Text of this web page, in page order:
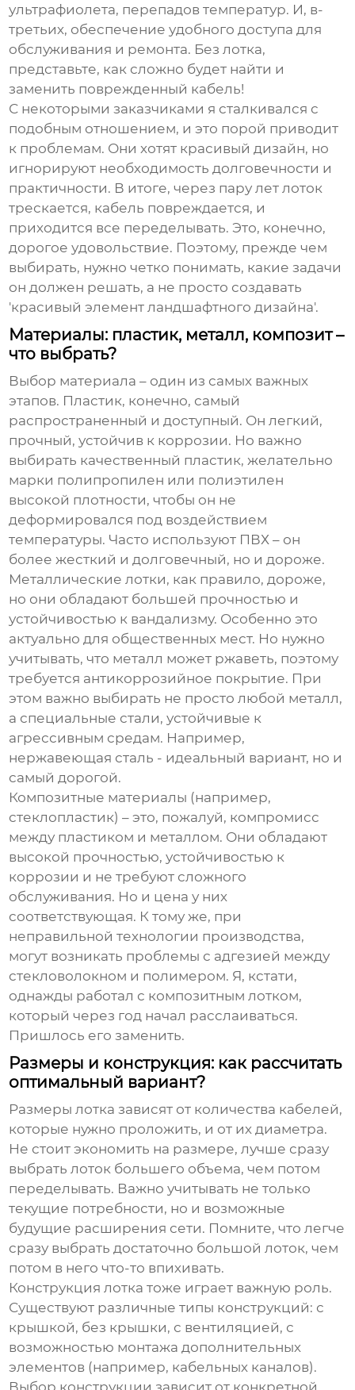
ультрафиолета, перепадов температур. И, в-
третьих, обеспечение удобного доступа для
обслуживания и ремонта. Без лотка,
представьте, как сложно будет найти и
заменить поврежденный кабель!
С некоторыми заказчиками я сталкивался с
подобным отношением, и это порой приводит
к проблемам. Они хотят красивый дизайн, но
игнорируют необходимость долговечности и
практичности. В итоге, через пару лет лоток
трескается, кабель повреждается, и
приходится все переделывать. Это, конечно,
дорогое удовольствие. Поэтому, прежде чем
выбирать, нужно четко понимать, какие задачи
он должен решать, а не просто создавать
'красивый элемент ландшафтного дизайна'.
Материалы: пластик, металл, композит –
что выбрать?
Выбор материала – один из самых важных
этапов. Пластик, конечно, самый
распространенный и доступный. Он легкий,
прочный, устойчив к коррозии. Но важно
выбирать качественный пластик, желательно
марки полипропилен или полиэтилен
высокой плотности, чтобы он не
деформировался под воздействием
температуры. Часто используют ПВХ – он
более жесткий и долговечный, но и дороже.
Металлические лотки, как правило, дороже,
но они обладают большей прочностью и
устойчивостью к вандализму. Особенно это
актуально для общественных мест. Но нужно
учитывать, что металл может ржаветь, поэтому
требуется антикоррозийное покрытие. При
этом важно выбирать не просто любой металл,
а специальные стали, устойчивые к
агрессивным средам. Например,
нержавеющая сталь - идеальный вариант, но и
самый дорогой.
Композитные материалы (например,
стеклопластик) – это, пожалуй, компромисс
между пластиком и металлом. Они обладают
высокой прочностью, устойчивостью к
коррозии и не требуют сложного
обслуживания. Но и цена у них
соответствующая. К тому же, при
неправильной технологии производства,
могут возникать проблемы с адгезией между
стекловолокном и полимером. Я, кстати,
однажды работал с композитным лотком,
который через год начал расслаиваться.
Пришлось его заменить.
Размеры и конструкция: как рассчитать
оптимальный вариант?
Размеры лотка зависят от количества кабелей,
которые нужно проложить, и от их диаметра.
Не стоит экономить на размере, лучше сразу
выбрать лоток большего объема, чем потом
переделывать. Важно учитывать не только
текущие потребности, но и возможные
будущие расширения сети. Помните, что легче
сразу выбрать достаточно большой лоток, чем
потом в него что-то впихивать.
Конструкция лотка тоже играет важную роль.
Существуют различные типы конструкций: с
крышкой, без крышки, с вентиляцией, с
возможностью монтажа дополнительных
элементов (например, кабельных каналов).
Выбор конструкции зависит от конкретной